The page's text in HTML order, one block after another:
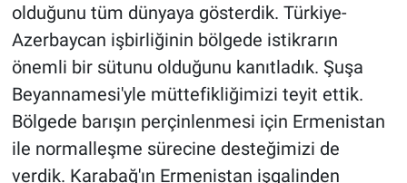
olduğunu tüm dünyaya gösterdik. Türkiye-
Azerbaycan işbirliğinin bölgede istikrarın
önemli bir sütunu olduğunu kanıtladık. Şuşa
Beyannamesi'yle müttefikliğimizi teyit ettik.
Bölgede barışın perçinlenmesi için Ermenistan
ile normalleşme sürecine desteğimizi de
verdik. Karabağ'ın Ermenistan işgalinden